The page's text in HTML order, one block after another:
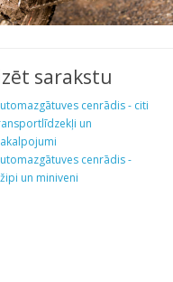
sarakstu
cenrādis - citi
un
cenrādis -
un miniveni